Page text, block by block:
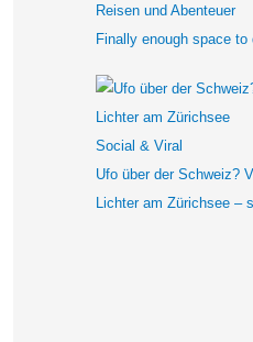
Reisen und Abenteuer
Finally enough space to
Social & Viral
Ufo über der Schweiz?
Lichter am Zürichsee –